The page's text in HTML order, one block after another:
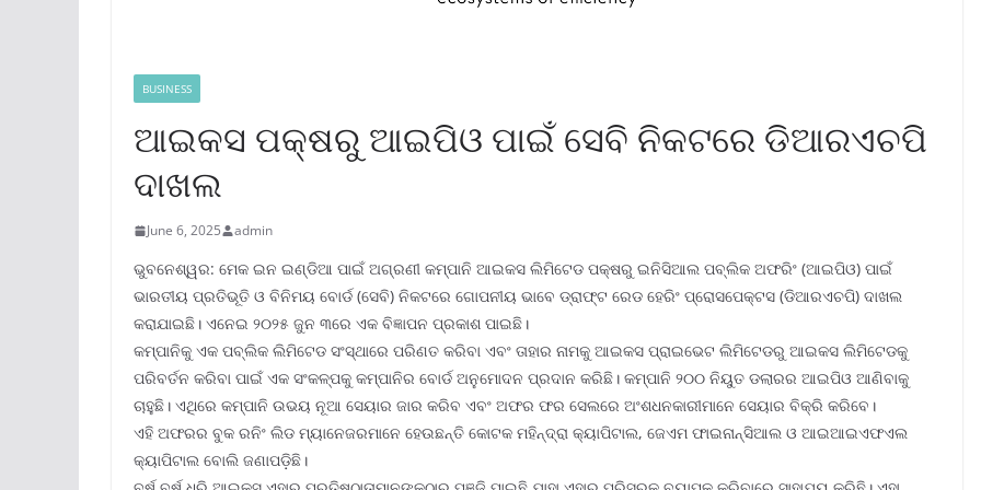
BUSINESS
ଆଇକସ ପକ୍ଷରୁ ଆଇପିଓ ପାଇଁ ସେବି ନିକଟରେ ଡିଆରଏଚପି
ଦାଖଲ
June 6, 2025 admin
ଭୁବନେଶ୍ୱର: ମେକ ଇନ ଇଣ୍ଡିଆ ପାଇଁ ଅଗ୍ରଣୀ କମ୍ପାନି ଆଇକସ ଲିମିଟେଡ ପକ୍ଷରୁ ଇନିସିଆଲ ପବ୍ଲିକ ଅଫରିଂ (ଆଇପିଓ) ପାଇଁ
ଭାରତୀୟ ପ୍ରତିଭୂତି ଓ ବିନିମୟ ବୋର୍ଡ (ସେବି) ନିକଟରେ ଗୋପନୀୟ ଭାବେ ଡ୍ରାଫ୍ଟ ରେଡ ହେରିଂ ପ୍ରୋସପେକ୍ଟସ (ଡିଆରଏଚପି) ଦାଖଲ
କରାଯାଇଛି। ଏନେଇ ୨୦୨୫ ଜୁନ ୩ରେ ଏକ ବିଜ୍ଞାପନ ପ୍ରକାଶ ପାଇଛି।
କମ୍ପାନିକୁ ଏକ ପବ୍ଲିକ ଲିମିଟେଡ ସଂସ୍ଥାରେ ପରିଣତ କରିବା ଏବଂ ତାହାର ନାମକୁ ଆଇକସ ପ୍ରାଇଭେଟ ଲିମିଟେଡରୁ ଆଇକସ ଲିମିଟେଡକୁ
ପରିବର୍ତନ କରିବା ପାଇଁ ଏକ ସଂକଳ୍ପକୁ କମ୍ପାନିର ବୋର୍ଡ ଅନୁମୋଦନ ପ୍ରଦାନ କରିଛି। କମ୍ପାନି ୨୦୦ ନିୟୁତ ଡଲାରର ଆଇପିଓ ଆଣିବାକୁ
ଚାହୁଛି। ଏଥିରେ କମ୍ପାନି ଉଭୟ ନୂଆ ସେୟାର ଜାର କରିବ ଏବଂ ଅଫର ଫର ସେଲରେ ଅଂଶଧନକାରୀମାନେ ସେୟାର ବିକ୍ରି କରିବେ।
ଏହି ଅଫରର ବୁକ ରନିଂ ଲିଡ ମ୍ୟାନେଜରମାନେ ହେଉଛନ୍ତି କୋଟକ ମହିନ୍ଦ୍ରା କ୍ୟାପିଟାଲ, ଜେଏମ ଫାଇନାନ୍ସିଆଲ ଓ ଆଇଆଇଏଫଏଲ
କ୍ୟାପିଟାଲ ବୋଲି ଜଣାପଡ଼ିଛି।